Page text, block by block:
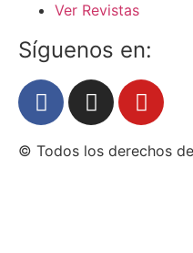
Ver Revistas
Síguenos en:
© Todos los derechos